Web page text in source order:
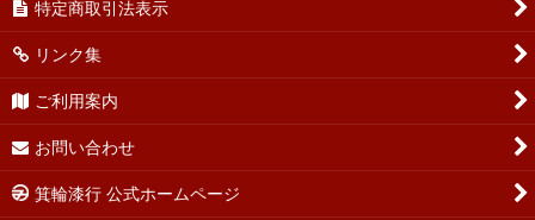
特定商取引法表示
リンク集
ご利用案内
お問い合わせ
箕輪漆行 公式ホームページ